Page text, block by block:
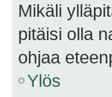
Mikäli
pitäisi olla
ohjaa
Ylös